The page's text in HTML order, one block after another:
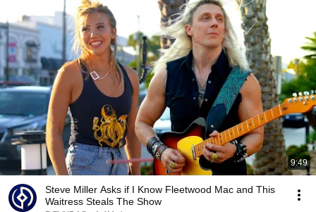
9:49
Steve Miller Asks if I Know Fleetwood Mac and This
Waitress Steals The Show